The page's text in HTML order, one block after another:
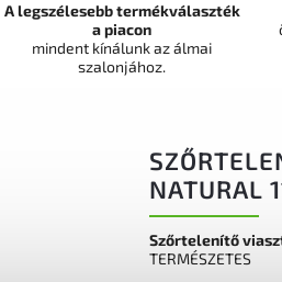
NATURAL
Szőrtelenítő
TERMÉSZETES
A legszélesebb termékválaszték
a piacon
mindent kínálunk az álmai
szalonjához.